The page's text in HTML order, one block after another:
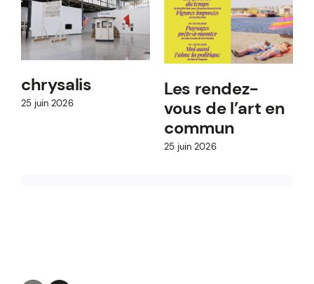
chrysalis
25 juin 2026
Les rendez-
vous de l’art en
commun
25 juin 2026